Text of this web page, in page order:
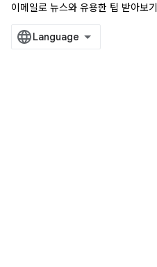
이메일로 뉴스와 유용한 팁 받아보기